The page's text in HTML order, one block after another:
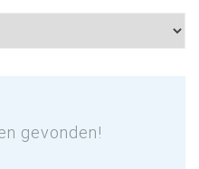
gevonden!